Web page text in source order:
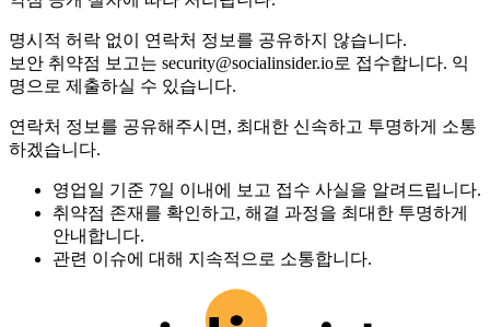
명시적 허락 없이 연락처 정보를 공유하지 않습니다.
보안 취약점 보고는 security@socialinsider.io로 접수합니다. 익
명으로 제출하실 수 있습니다.
연락처 정보를 공유해주시면, 최대한 신속하고 투명하게 소통
하겠습니다.
영업일 기준 7일 이내에 보고 접수 사실을 알려드립니다.
취약점 존재를 확인하고, 해결 과정을 최대한 투명하게
안내합니다.
관련 이슈에 대해 지속적으로 소통합니다.